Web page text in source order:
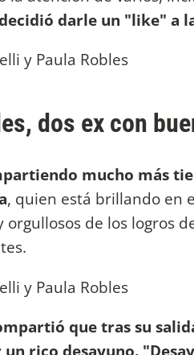
darle un "like" a
dos ex con
mucho más
, quien está brillando en
de los logros
que tras su
rico desayuno.